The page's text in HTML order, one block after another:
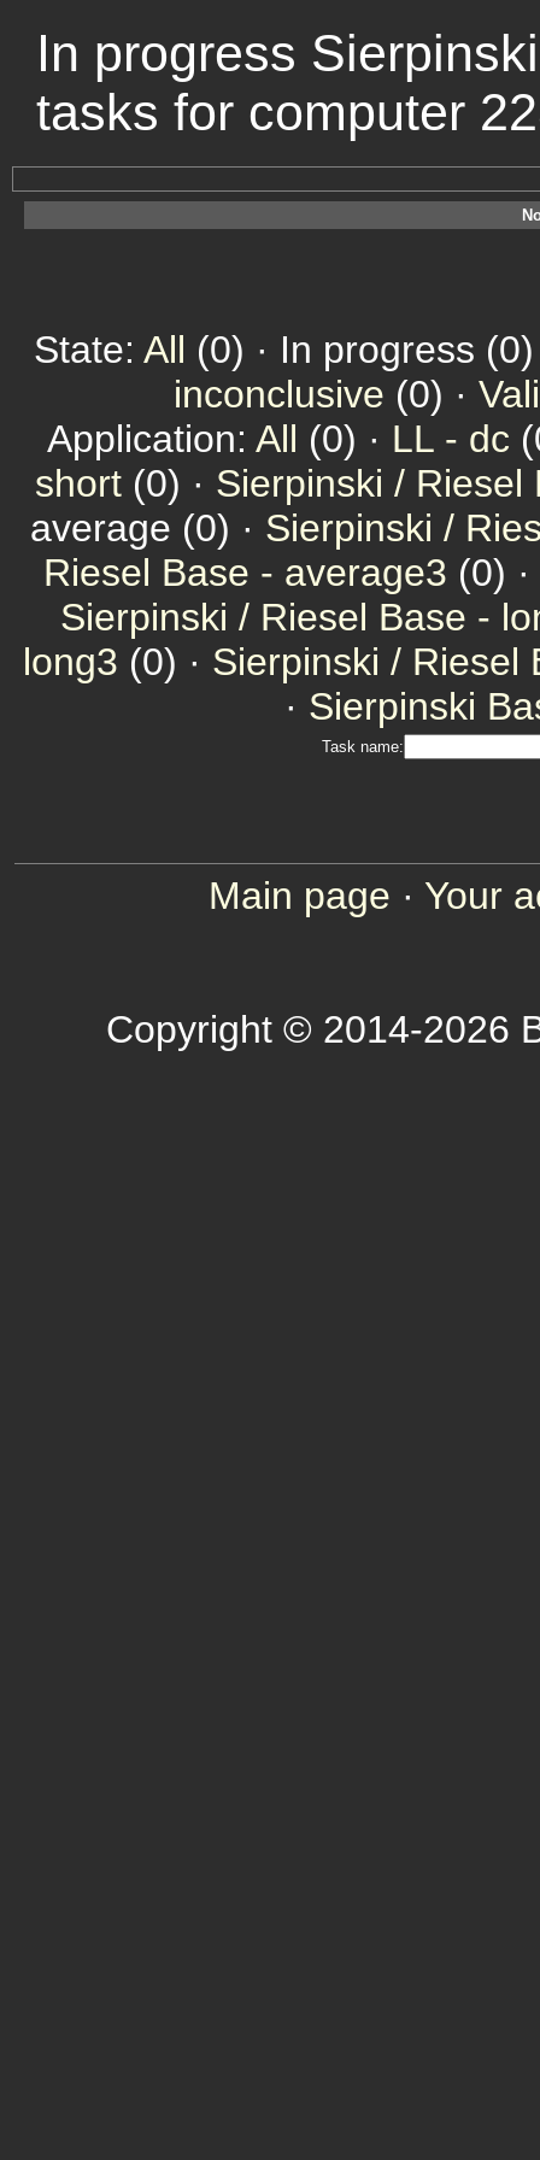
In progress
tasks for computer
State: All (0) · In progress
inconclusive (0) ·
Application: All (0) · LL - dc
short (0) · Sierpinski / Riesel
average (0) · Sierpinski /
Riesel Base - average3 (0) ·
Sierpinski / Riesel Base -
long3 (0) · Sierpinski / Riesel
· Sierpinski
Task name:
Main page · Your
Copyright © 2014-2026